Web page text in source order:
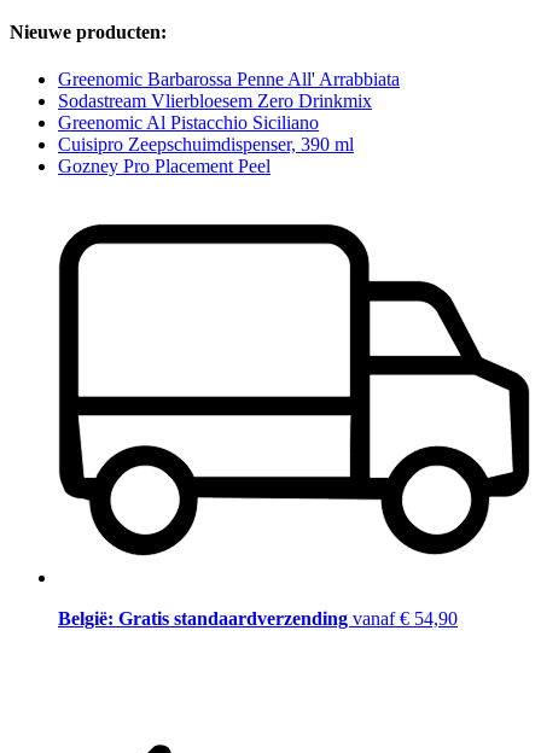
Nieuwe producten:
Greenomic Barbarossa Penne All' Arrabbiata
Sodastream Vlierbloesem Zero Drinkmix
Greenomic Al Pistacchio Siciliano
Cuisipro Zeepschuimdispenser, 390 ml
Gozney Pro Placement Peel
België: Gratis standaardverzending vanaf € 54,90